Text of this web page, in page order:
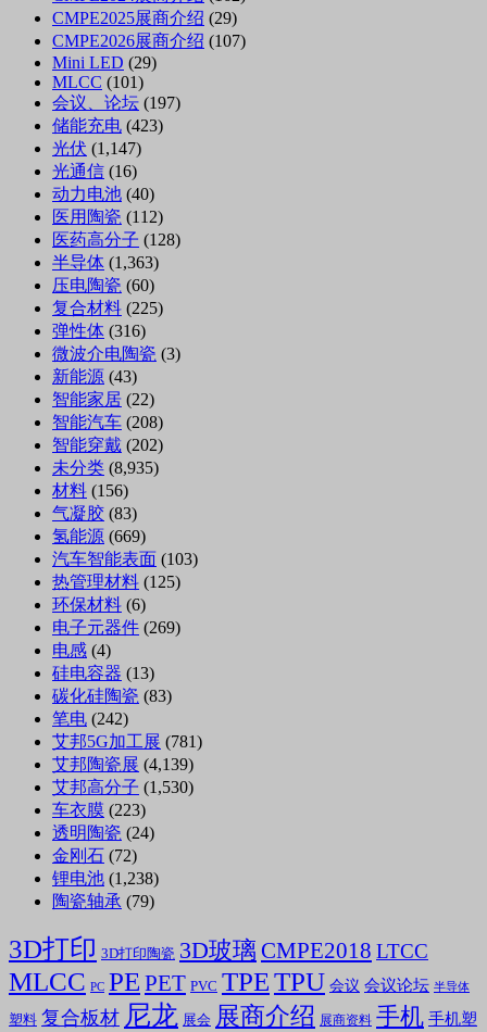
CMPE2025展商介绍 (29)
CMPE2026展商介绍 (107)
Mini LED (29)
MLCC (101)
会议、论坛 (197)
储能充电 (423)
光伏 (1,147)
光通信 (16)
动力电池 (40)
医用陶瓷 (112)
医药高分子 (128)
半导体 (1,363)
压电陶瓷 (60)
复合材料 (225)
弹性体 (316)
微波介电陶瓷 (3)
新能源 (43)
智能家居 (22)
智能汽车 (208)
智能穿戴 (202)
未分类 (8,935)
材料 (156)
气凝胶 (83)
氢能源 (669)
汽车智能表面 (103)
热管理材料 (125)
环保材料 (6)
电子元器件 (269)
电感 (4)
硅电容器 (13)
碳化硅陶瓷 (83)
笔电 (242)
艾邦5G加工展 (781)
艾邦陶瓷展 (4,139)
艾邦高分子 (1,530)
车衣膜 (223)
透明陶瓷 (24)
金刚石 (72)
锂电池 (1,238)
陶瓷轴承 (79)
3D打印 3D打印陶瓷 3D玻璃 CMPE2018 LTCC
MLCC PC PE PET PVC TPETPU 会议 会议论坛 半导体
塑料 复合板材 尼龙 展会 展商介绍 展商资料 手机 手机塑